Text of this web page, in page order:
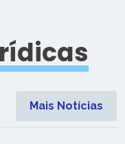
Mais Notícias